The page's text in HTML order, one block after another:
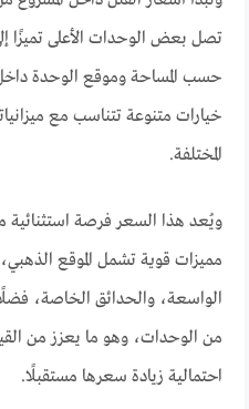
حسب المساحة وموقع الوحدة
خيارات متنوعة تتناسب مع
المختلفة.
ويُعد هذا السعر فرصة استثنائية
مميزات قوية تشمل الموقع
الواسعة، والحدائق الخاصة،
من الوحدات، وهو ما يعزز من
احتمالية زيادة سعرها مستقبلًا.